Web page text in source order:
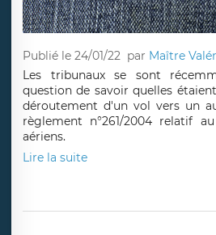
Publié le 24/01/22 par Maître
Les tribunaux se sont
question de savoir quelles
déroutement d'un vol vers un
règlement n°261/2004 relatif
aériens.
Lire la suite